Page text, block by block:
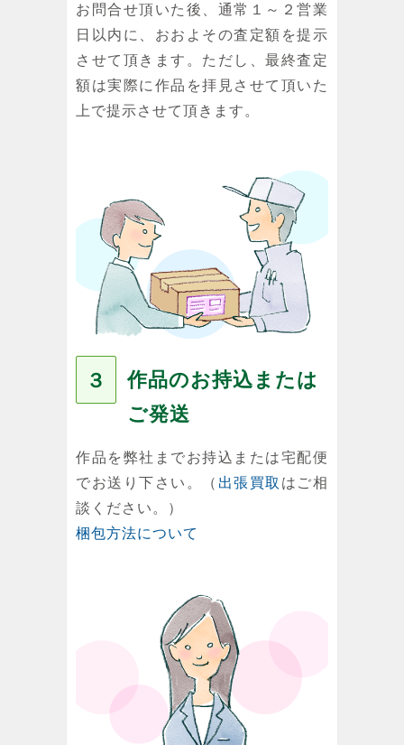
お問合せ頂いた後、通常１～２営業
日以内に、おおよその査定額を提示
させて頂きます。ただし、最終査定
額は実際に作品を拝見させて頂いた
上で提示させて頂きます。
３
作品のお持込または
ご発送
作品を弊社までお持込または宅配便
でお送り下さい。（ 出張買取 はご相
談ください。）
梱包方法について